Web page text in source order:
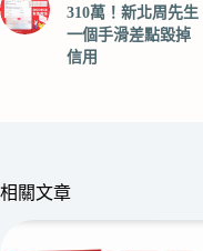
310萬！新北周先生
一個手滑差點毀掉
信用
相關文章